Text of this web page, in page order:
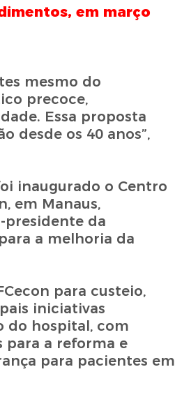
em março
mesmo do
precoce,
Essa proposta
desde os 40 anos”,
inaugurado o Centro
em Manaus,
presidente da
a melhoria da
para custeio,
iniciativas
do hospital, com
para a reforma e
para pacientes em